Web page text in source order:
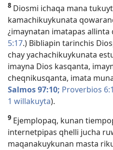
8 Diosmi ichaqa mana
kamachikuykunata
¿imaynatan imatapas allinta
5:17.) Bibliapin tarinchis
chay yachachikuykunata
imayna Dios kasqanta,
cheqnikusqanta, imata
Salmos 97:10; Proverbios
1 willakuyta).
9 Ejemplopaq, kunan
internetpipas qhelli jucha
maqanakuykunan masta